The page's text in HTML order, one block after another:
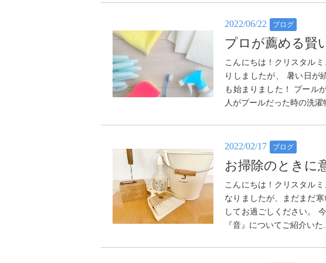
2022/06/22 ブログ
プロが薦める賢
こんにちは！クリスタル
りしましたが、 暑い日が
も始まりました！ プール
人がプールだった時の洗
2022/02/17 ブログ
お掃除のときに
こんにちは！クリスタル
なりましたが、まだまだ
してお過ごしください。
『音』についてご紹介い